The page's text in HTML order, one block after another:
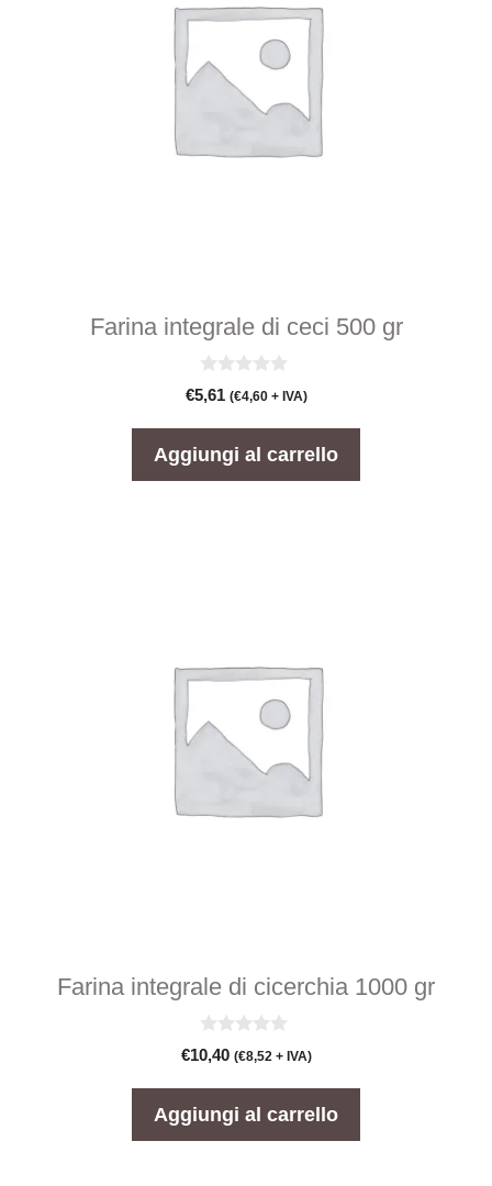
Farina integrale di ceci 500 gr
0
s
€5,61 (€4,60+ IVA)
Aggiungi al carrello
Farina integrale di cicerchia 1000 gr
0
s
€10,40 (€8,52 + IVA)
Aggiungi al carrello